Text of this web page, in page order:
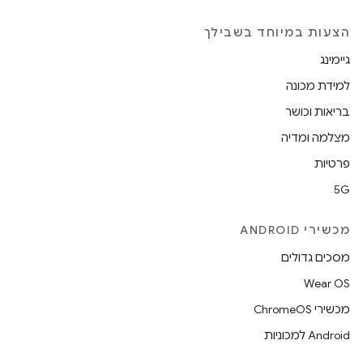
הצעות במיוחד בשבילך
גיימינג
למידת מכונה
בריאות וכושר
מצלמה ומדיה
פרטיות
5G
מכשירי ANDROID
מסכים גדולים
Wear OS
מכשירי ChromeOS
Android למכוניות